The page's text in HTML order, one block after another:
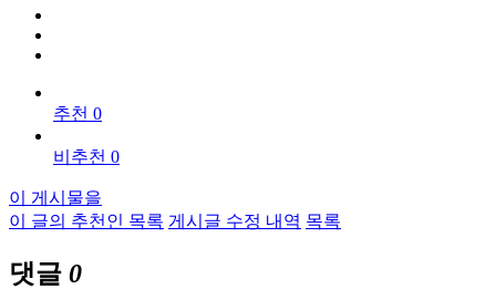
추천 0
비추천 0
이 게시물을
이 글의 추천인 목록 게시글 수정 내역 목록
댓글 0